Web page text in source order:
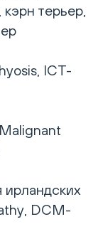
терьер,
ICT-
DCM-